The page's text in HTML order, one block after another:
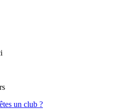
un club ?